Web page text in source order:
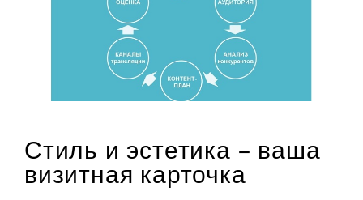
Стиль и эстетика – ваша
визитная карточка